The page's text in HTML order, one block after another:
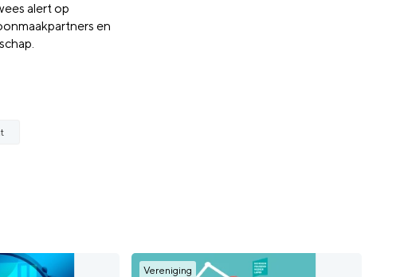
alert op
en
Vereniging